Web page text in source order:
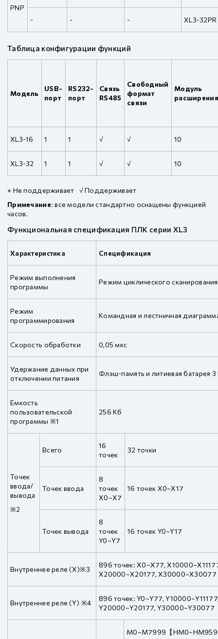
PNP
- - - XL3-32PR
Таблица конфигурации функций
Модель
USB-
порт
RS232-
порт
Связь
RS485
Свободный
формат
связи
Модуль
расширения
XL3-16 1 1 √ √ 10
XL3-32 1 1 √ √ 10
× Не поддерживает √ Поддерживает
Примечание: все модели стандартно оснащены функцией
часов.
Функциональная спецификация ПЛК серии XL3
Характеристика Спецификация
Режим выполнения
программы
Режим циклического сканирования
Режим
программирования
Командная и лестничная
Скорость обработки 0,05 мкс
Удержание данных при
отключении питания
Флэш-память и литиевая батарея 3
Емкость
пользовательской
программы ※1
256 Кб
Точек
ввода/
вывода
※2
Всего
16
точек
32 точки
Точек ввода
8
точек
X0~X7
16 точек X0~X17
Точек вывода
8
точек
Y0~Y7
16 точек Y0~Y17
Внутреннее реле (X)※3
896 точек: X0~X77,
X20000~X20177, X30000~X30077
Внутреннее реле (Y) ※4
896 точек: Y0~Y77,
Y20000~Y20177, Y30000~Y30077
M0~M7999【